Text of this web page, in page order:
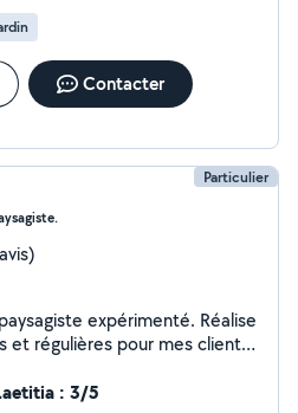
Contacter
Particulier
expérimenté. Réalise
: 3/5